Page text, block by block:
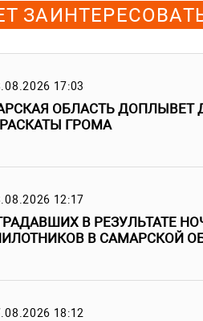
17:03
ОБЛАСТЬ ДОПЛЫВЕТ
ГРОМА
12:17
В РЕЗУЛЬТАТЕ
В САМАРСКОЙ
18:12